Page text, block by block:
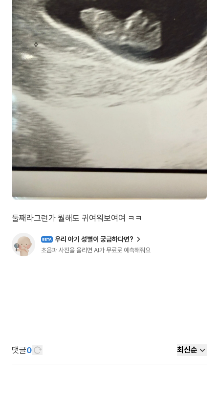
둘째라그런가 뭘해도 귀여워보여여 ㅋㅋ
BETA 우리 아기 성별이 궁금하다면?
초음파 사진을 올리면 AI가 무료로 예측해줘요
댓글0 최신순